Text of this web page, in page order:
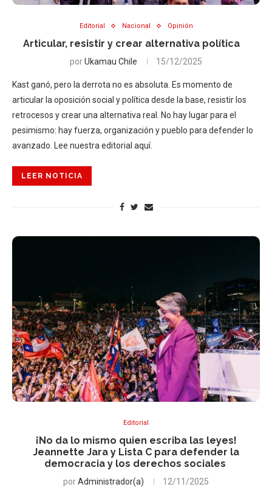
Editorial Nacional Opinión
Articular, resistir y crear alternativa política
porUkamau Chile 15/12/2025
Kast ganó, pero la derrota no es absoluta. Es momento de
articular la oposición social y política desde la base, resistir los
retrocesos y crear una alternativa real. No hay lugar para el
pesimismo: hay fuerza, organización y pueblo para defender lo
avanzado. Lee nuestra editorial aquí.
LEER NOTICIA
Editorial
¡No da lo mismo quien escriba las leyes!
Jeannette Jara y Lista C para defender la
democracia y los derechos sociales
porAdministrador(a) 12/11/2025